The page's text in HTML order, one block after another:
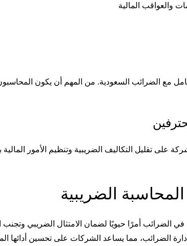
مع الضرائب السعودية. من المهم أن يكون
على تقليل التكاليف الضريبية وتنظيم الأمور
الضريبية
الضرائب أمرًا حيويًا لضمان الامتثال الضريبي